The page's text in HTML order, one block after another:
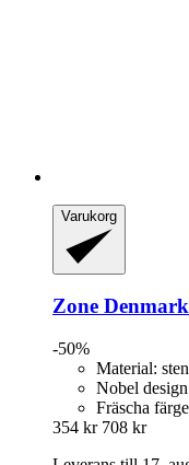
Varukorg
Zone Denmark
-50%
Material:
Nobel design
Fräscha
354 kr 708 kr